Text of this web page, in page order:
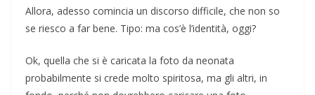
Allora, adesso comincia un discorso difficile, che non so
se riesco a far bene. Tipo: ma cos’è l’identità, oggi?
Ok, quella che si è caricata la foto da neonata
probabilmente si crede molto spiritosa, ma gli altri, in